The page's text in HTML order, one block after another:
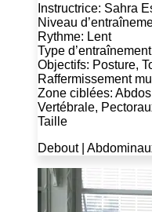
Instructrice: Sahra
Niveau
Rythme: Lent
Type
Objectifs: Posture,
Raffermissement
Zone ciblées:
Vertébrale,
Taille
Debout |